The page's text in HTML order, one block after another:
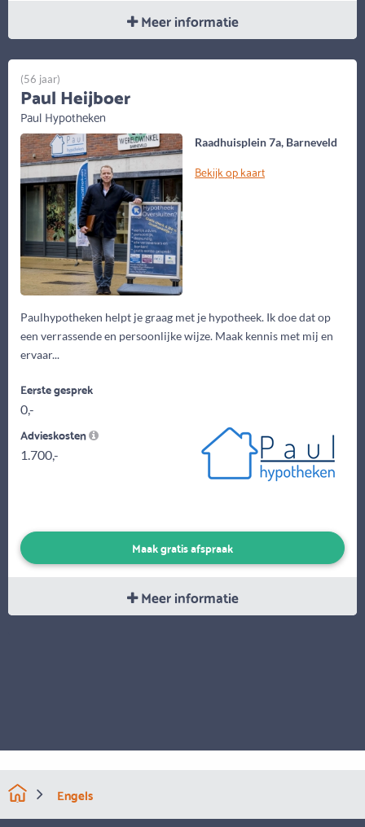
Meer informatie
Raadhuisplein 7a, Barneveld
Bekijk op kaart
Paulhypotheken helpt je graag met je hypotheek. Ik doe dat op
een verrassende en persoonlijke wijze. Maak kennis met mij en
ervaar...
(56 jaar)
Paul Heijboer
Paul Hypotheken
Eerste gesprek
0,-
Advieskosten
1.700,-
Maak gratis afspraak
Meer informatie
Engels